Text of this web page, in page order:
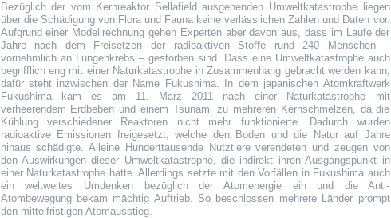
Bezüglich der vom Kernreaktor Sellafield ausgehenden Umweltkatastrophe liegen
über die Schädigung von Flora und Fauna keine verlässlichen Zahlen und Daten vor.
Aufgrund einer Modellrechnung gehen Experten aber davon aus, dass im Laufe der
Jahre nach dem Freisetzen der radioaktiven Stoffe rund 240 Menschen –
vornehmlich an Lungenkrebs – gestorben sind. Dass eine Umweltkatastrophe auch
begrifflich eng mit einer Naturkatastrophe in Zusammenhang gebracht werden kann,
dafür steht inzwischen der Name Fukushima. In dem japanischen Atomkraftwerk
Fukushima kam es am 11. März 2011 nach einer Naturkatastrophe mit
verheerendem Erdbeben und einem Tsunami zu mehreren Kernschmelzen, da die
Kühlung verschiedener Reaktoren nicht mehr funktionierte. Dadurch wurden
radioaktive Emissionen freigesetzt, welche den Boden und die Natur auf Jahre
hinaus schädigte. Alleine Hunderttausende Nutztiere verendeten und zeugen von
den Auswirkungen dieser Umweltkatastrophe, die indirekt ihren Ausgangspunkt in
einer Naturkatastrophe hatte. Allerdings setzte mit den Vorfällen in Fukushima auch
ein weltweites Umdenken bezüglich der Atomenergie ein und die Anti-
Atombewegung bekam mächtig Auftrieb. So beschlossen mehrere Länder prompt
den mittelfristigen Atomausstieg.